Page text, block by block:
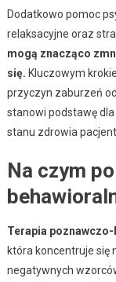
Dodatkowo pomoc
relaksacyjne oraz
mogą znacząco
się. Kluczowym
przyczyn zaburzeń
stanowi podstawę
stanu zdrowia
Na czym
Terapia
która koncentruje się
negatywnych